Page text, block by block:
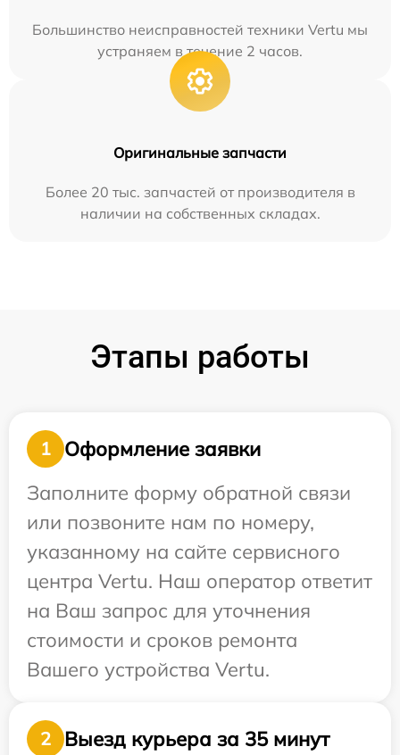
Большинство неисправностей техники Vertu мы
устраняем в течение 2 часов.
Оригинальные запчасти
Более 20 тыс. запчастей от производителя в
наличии на собственных складах.
Этапы работы
1
Оформление заявки
Заполните форму обратной связи
или позвоните нам по номеру,
указанному на сайте сервисного
центра Vertu. Наш оператор ответит
на Ваш запрос для уточнения
стоимости и сроков ремонта
Вашего устройства Vertu.
2 Выезд курьера за 35 минут